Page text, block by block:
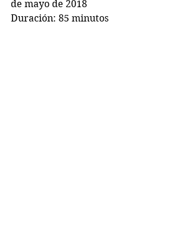
de mayo de 2018
Duración: 85 minutos